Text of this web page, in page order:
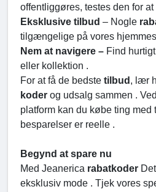
offentliggøres, testes den for
Eksklusive tilbud – Nogle
tilgængelige på vores
Nem at navigere – Find hurtigt
eller kollektion .
For at få de bedste tilbud , lær
koder og udsalg sammen .
platform kan du købe ting med
besparelser er reelle .
Begynd at spare nu
Med Jeanerica rabatkoder
eksklusiv mode . Tjek vores